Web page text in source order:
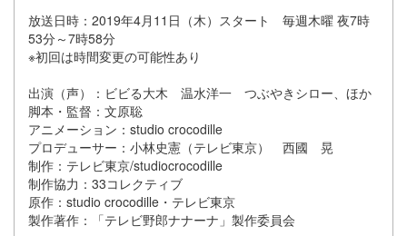
放送日時：2019年4月11日（木）スタート 毎週木曜 夜7時
53分～7時58分
※初回は時間変更の可能性あり
出演（声）：ビビる大木 温水洋一 つぶやきシロー、ほか
脚本・監督：文原聡
アニメーション：studio crocodille
プロデューサー：小林史憲（テレビ東京） 西國 晃
制作：テレビ東京/studiocrocodille
制作協力：33コレクティブ
原作：studio crocodille・テレビ東京
製作著作：「テレビ野郎ナナーナ」製作委員会